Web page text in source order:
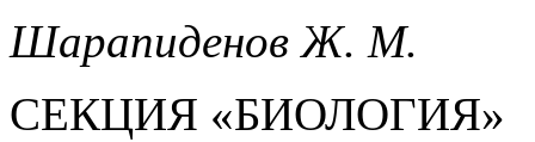
Шарапиденов Ж. М.
СЕКЦИЯ «БИОЛОГИЯ»